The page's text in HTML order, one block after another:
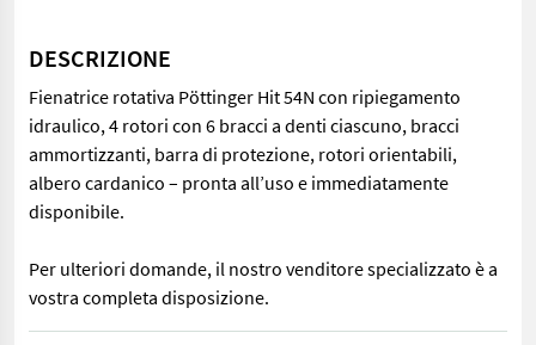
DESCRIZIONE
Fienatrice rotativa Pöttinger Hit 54N con ripiegamento
idraulico, 4 rotori con 6 bracci a denti ciascuno, bracci
ammortizzanti, barra di protezione, rotori orientabili,
albero cardanico – pronta all’uso e immediatamente
disponibile.
Per ulteriori domande, il nostro venditore specializzato è a
vostra completa disposizione.
Fienatrice rotativa Pöttinger Hit 54N con ripiegamento